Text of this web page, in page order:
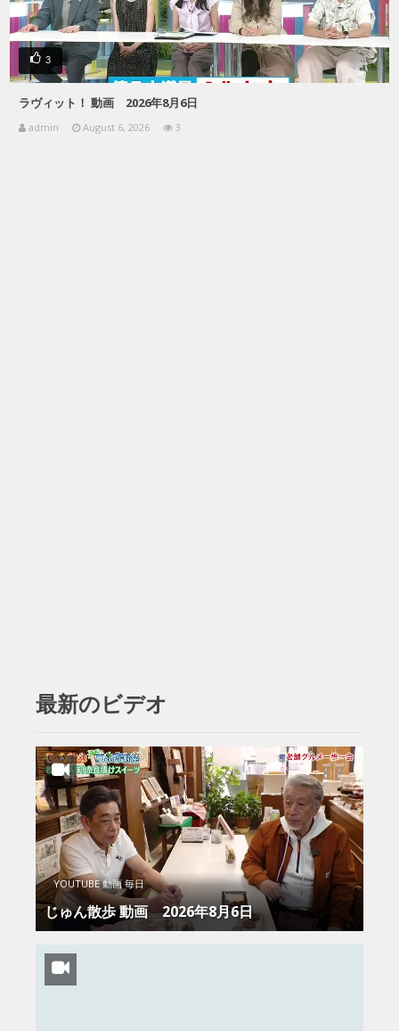
3
ラヴィット！ 動画 2026年8月6日
admin August 6, 2026 3
最新のビデオ
YOUTUBE 動画 毎日
じゅん散歩 動画 2026年8月6日